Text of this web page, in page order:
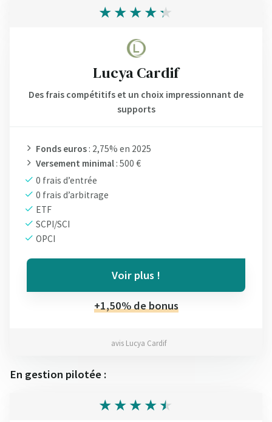
Lucya Cardif
Des frais compétitifs et un choix impressionnant de
supports
Fonds euros : 2,75% en 2025
Versement minimal : 500 €
0 frais d’entrée
0 frais d’arbitrage
ETF
SCPI/SCI
OPCI
Voir plus !
+1,50% de bonus
avis Lucya Cardif
En gestion pilotée :